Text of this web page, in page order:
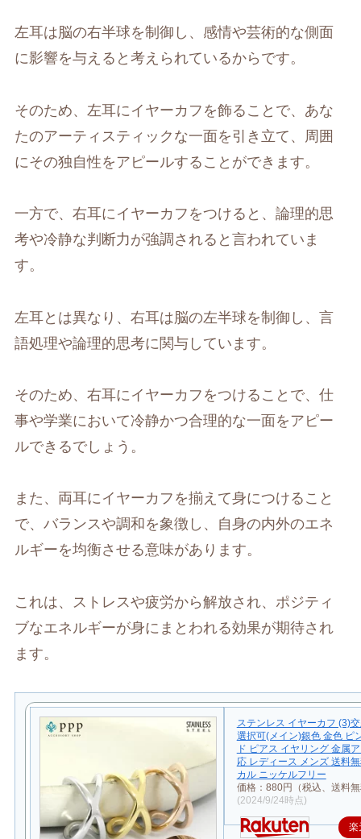
左耳は脳の右半球を制御し、感情や芸術的な側面
に影響を与えると考えられているからです。
そのため、左耳にイヤーカフを飾ることで、あな
たのアーティスティックな一面を引き立て、周囲
にその独自性をアピールすることができます。
一方で、右耳にイヤーカフをつけると、論理的思
考や冷静な判断力が強調されると言われていま
す。
左耳とは異なり、右耳は脳の左半球を制御し、言
語処理や論理的思考に関与しています。
そのため、右耳にイヤーカフをつけることで、仕
事や学業において冷静かつ合理的な一面をアピー
ルできるでしょう。
また、両耳にイヤーカフを揃えて身につけること
で、バランスや調和を象徴し、自身の内外のエネ
ルギーを均衡させる意味があります。
これは、ストレスや疲労から解放され、ポジティ
ブなエネルギーが身にまとわれる効果が期待され
ます。
ステンレス イヤーカフ (3)
選択可(メイン)銀色 金色 ピ
ド ピアス イヤリング 金属
応 レディース メンズ 送料
カル ニッケルフリー
価格：880円（税込、送料
(2024/9/24時点)
楽